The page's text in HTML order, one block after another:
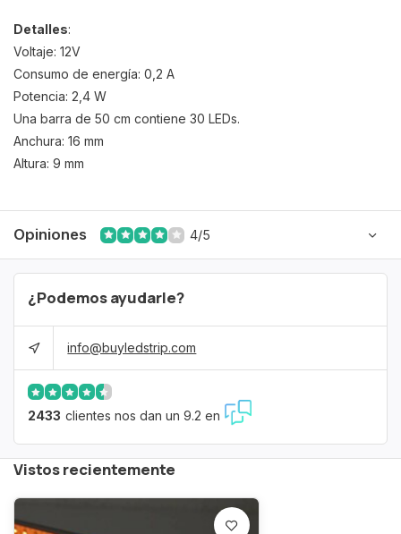
Detalles:
Voltaje: 12V
Consumo de energía: 0,2 A
Potencia: 2,4 W
Una barra de 50 cm contiene 30 LEDs.
Anchura: 16 mm
Altura: 9 mm
Opiniones 4/5
¿Podemos ayudarle?
info@buyledstrip.com
2433 clientes nos dan un 9.2 en
Vistos recientemente